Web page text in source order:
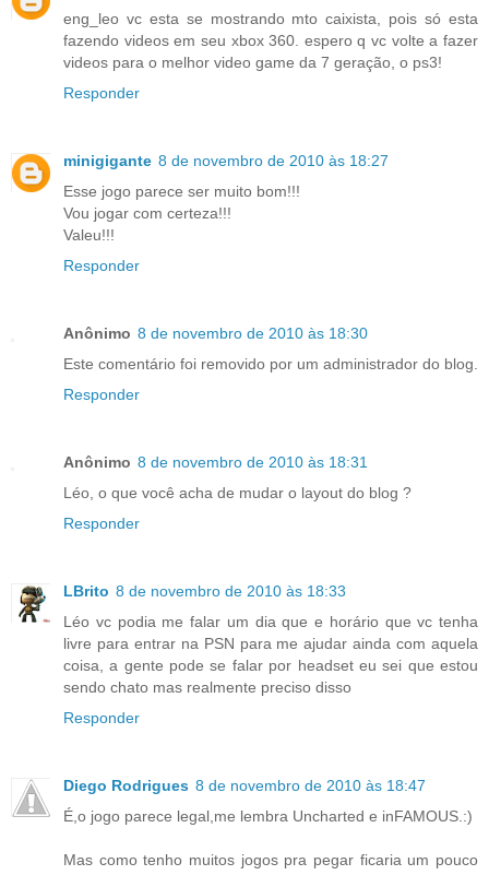
eng_leo vc esta se mostrando mto caixista, pois só esta
fazendo videos em seu xbox 360. espero q vc volte a fazer
videos para o melhor video game da 7 geração, o ps3!
Responder
minigigante 8 de novembro de 2010 às 18:27
Esse jogo parece ser muito bom!!!
Vou jogar com certeza!!!
Valeu!!!
Responder
Anônimo 8 de novembro de 2010 às 18:30
Este comentário foi removido por um administrador do blog.
Responder
Anônimo 8 de novembro de 2010 às 18:31
Léo, o que você acha de mudar o layout do blog ?
Responder
LBrito 8 de novembro de 2010 às 18:33
Léo vc podia me falar um dia que e horário que vc tenha
livre para entrar na PSN para me ajudar ainda com aquela
coisa, a gente pode se falar por headset eu sei que estou
sendo chato mas realmente preciso disso
Responder
Diego Rodrigues 8 de novembro de 2010 às 18:47
É,o jogo parece legal,me lembra Uncharted e inFAMOUS.:)
Mas como tenho muitos jogos pra pegar ficaria um pouco